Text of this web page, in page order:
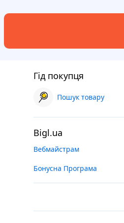
Гід покупця
Пошук товару
Bigl.ua
Вебмайстрам
Бонусна Програма